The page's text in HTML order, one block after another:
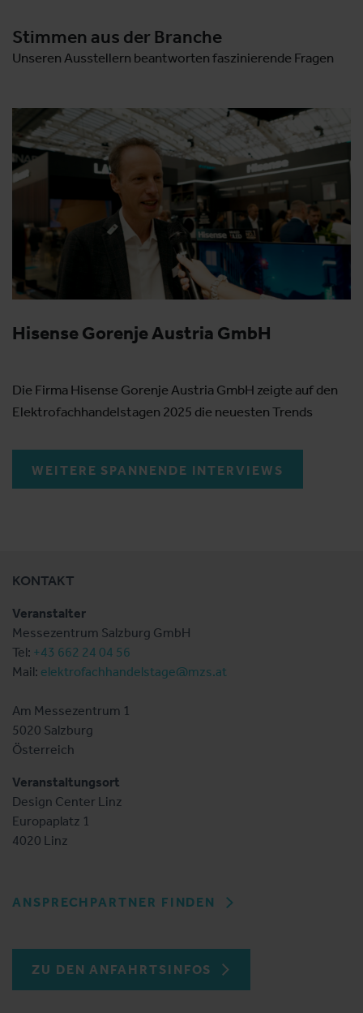
Stimmen aus der Branche
Unseren Ausstellern beantworten faszinierende Fragen
Hisense Gorenje Austria GmbH
Die Firma Hisense Gorenje Austria GmbH zeigte auf den
Elektrofachhandelstagen 2025 die neuesten Trends
WEITERE SPANNENDE INTERVIEWS
KONTAKT
Veranstalter
Messezentrum Salzburg GmbH
Tel: +43 662 24 04 56
Mail: elektrofachhandelstage@mzs.at
Am Messezentrum 1
5020 Salzburg
Österreich
Veranstaltungsort
Design Center Linz
Europaplatz 1
4020 Linz
ANSPRECHPARTNER FINDEN
ZU DEN ANFAHRTSINFOS